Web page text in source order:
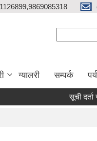
ग्यालरी सम्पर्क
सूची दर्ता गर्ने